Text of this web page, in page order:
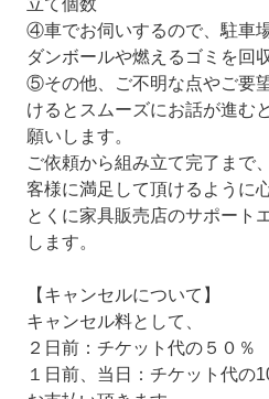
立て個数
④車でお伺いするので、駐車
ダンボールや燃えるゴミを回
⑤その他、ご不明な点やご要
けるとスムーズにお話が進む
願いします。
ご依頼から組み立て完了まで
客様に満足して頂けるように
とくに家具販売店のサポート
します。
【キャンセルについて】
キャンセル料として、
２日前：チケット代の５０％
１日前、当日：チケット代の